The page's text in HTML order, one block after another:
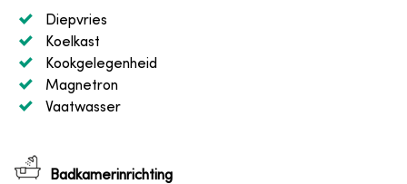
Diepvries
Koelkast
Kookgelegenheid
Magnetron
Vaatwasser
Badkamerinrichting